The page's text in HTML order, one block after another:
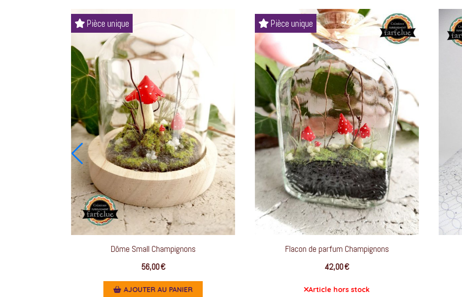
Dôme Small Champignons
AJOUTER AU PANIER
Pièce unique
Flacon de parfum Champignons
Article hors stock
Pièce unique